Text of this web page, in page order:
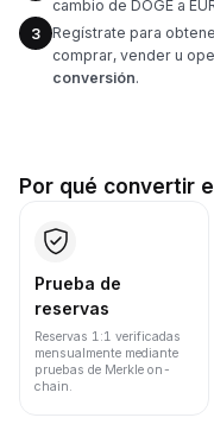
cambio de DOGE a
3
Regístrate para
comprar, vender u
conversión.
Por qué convertir
Prueba de
reservas
Reservas 1:1 verificadas
mensualmente mediante
pruebas de Merkle on-
chain.